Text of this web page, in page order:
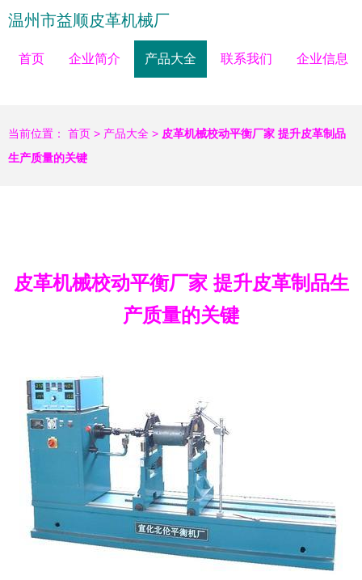
温州市益顺皮革机械厂
首页 企业简介 产品大全 联系我们 企业信息
当前位置： 首页 > 产品大全 > 皮革机械校动平衡厂家 提升皮革制品
生产质量的关键
皮革机械校动平衡厂家 提升皮革制品生
产质量的关键